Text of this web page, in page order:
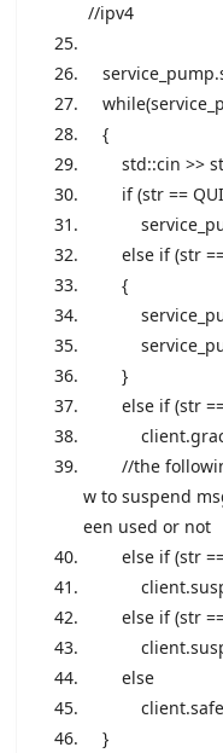
//ipv4
while
{
std::cin >>
if(str ==
else if(str ==
{
}
else if(str
//the
w to suspend
een used or not
else if(str
else if(str
else
}